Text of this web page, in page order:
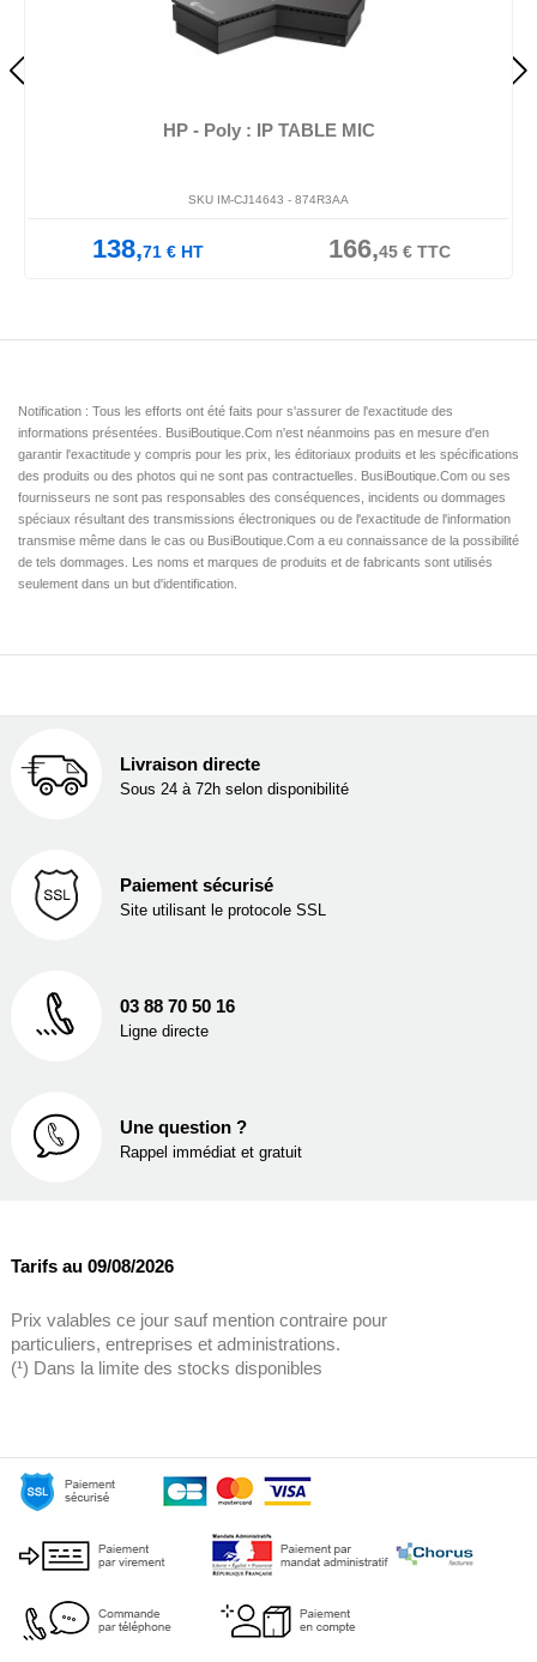
HP - Poly : IP TABLE MIC
SKU IM-CJ14643 - 874R3AA
138,71 € HT 166,45€TTC
Notification : Tous les efforts ont été faits pour s'assurer de l'exactitude des
informations présentées. BusiBoutique.Com n'est néanmoins pas en mesure d'en
garantir l'exactitude y compris pour les prix, les éditoriaux produits et les spécifications
des produits ou des photos qui ne sont pas contractuelles. BusiBoutique.Com ou ses
fournisseurs ne sont pas responsables des conséquences, incidents ou dommages
spéciaux résultant des transmissions électroniques ou de l'exactitude de l'information
transmise même dans le cas ou BusiBoutique.Com a eu connaissance de la possibilité
de tels dommages. Les noms et marques de produits et de fabricants sont utilisés
seulement dans un but d'identification.
Livraison directe
Sous 24 à 72h selon disponibilité
Paiement sécurisé
Site utilisant le protocole SSL
03 88 70 50 16
Ligne directe
Une question ?
Rappel immédiat et gratuit
Tarifs au 09/08/2026
Prix valables ce jour sauf mention contraire pour
particuliers, entreprises et administrations.
(¹) Dans la limite des stocks disponibles